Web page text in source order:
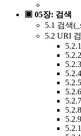
▣ 05장: 검색
5.1 검색
5.2 URI